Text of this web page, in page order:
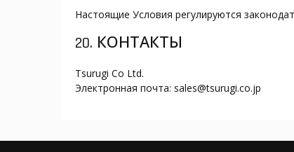
Настоящие Условия регулируются
20. КОНТАКТЫ
Tsurugi Co Ltd.
Электронная почта: sales@tsurugi.co.jp